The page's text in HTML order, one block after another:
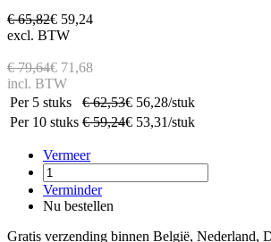
€ 65,82€ 59,24
excl. BTW
€ 79,64€ 71,68
incl. BTW
Per 5 stuks
€ 62,53€ 56,28/stuk
Per 10 stuks € 59,24€ 53,31/stuk
Vermeer
Verminder
Nu bestellen
Gratis verzending binnen België, Nederland,